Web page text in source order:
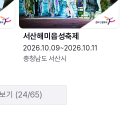
서산해미읍성축제
2026.10.09~2026.10.11
충청남도 서산시
기 (24/65)